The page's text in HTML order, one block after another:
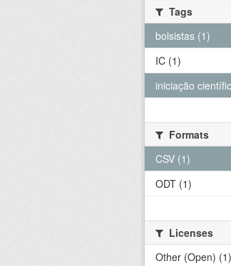
Tags
bolsistas (1)
IC (1)
iniciação
Formats
CSV (1)
ODT (1)
Licenses
Other (Open) (1)